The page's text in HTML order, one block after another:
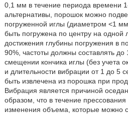
0,1 мм в течение периода времени
альтернативы, порошок можно
погруженной иглы (диаметром <1
быть погружена по центру на одной
достижения глубины погружения в
90%, частоты должны составлять
смещении кончика иглы (без учета
и длительности вибрации от 1 до 5
быть извлечена из порошка при
Вибрация является причиной
образом, что в течение
изменения объема, которые можно